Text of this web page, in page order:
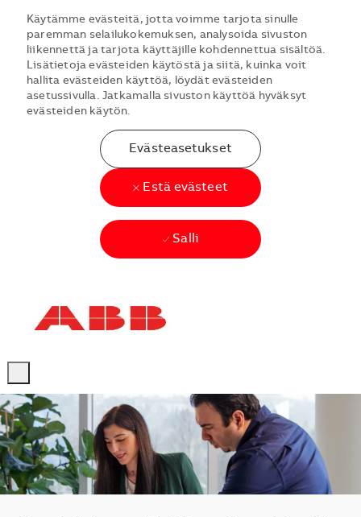
-
-
Käytämme evästeitä, jotta voimme tarjota sinulle
paremman selailukokemuksen, analysoida sivuston
liikennettä ja tarjota käyttäjille kohdennettua sisältöä.
Lisätietoja evästeiden käytöstä ja siitä, kuinka voit
hallita evästeiden käyttöä, löydät evästeiden
asetussivulla. Jatkamalla sivuston käyttöä hyväksyt
evästeiden käytön.
Evästeasetukset
Estä evästeet
Salli